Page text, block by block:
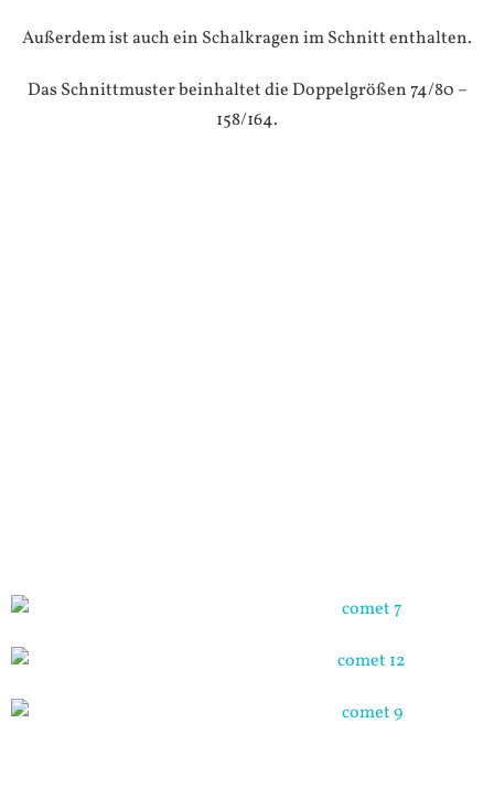
Außerdem ist auch ein Schalkragen im Schnitt enthalten.
Das Schnittmuster beinhaltet die Doppelgrößen 74/80 –
158/164.